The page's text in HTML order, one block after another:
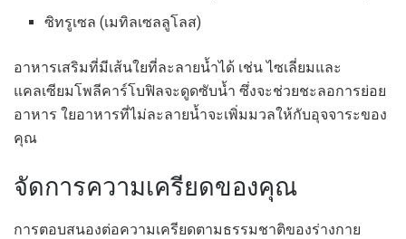
ซิทรูเซล (เมทิลเซลลูโลส)
อาหารเสริมที่มีเส้นใยที่ละลายน้ำได้ เช่น ไซเลี่ยมและ
แคลเซียมโพลีคาร์โบฟิลจะดูดซับน้ำ ซึ่งจะช่วยชะลอการย่อย
อาหาร ใยอาหารที่ไม่ละลายน้ำจะเพิ่มมวลให้กับอุจจาระของ
คุณ
จัดการความเครียดของคุณ
การตอบสนองต่อความเครียดตามธรรมชาติของร่างกาย